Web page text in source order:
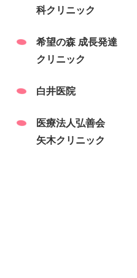
科クリニック
希望の森 成長発達
クリニック
白井医院
医療法人弘善会
矢木クリニック